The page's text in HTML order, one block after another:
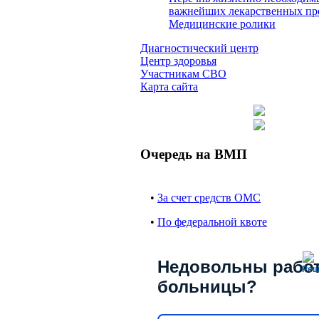
важнейших лекарственных
Медицинские ролики
Диагностический центр
Центр здоровья
Участникам СВО
Карта сайта
Очередь на ВМП
• За счет средств ОМС
• По федеральной квоте
Недовольны
больницы?